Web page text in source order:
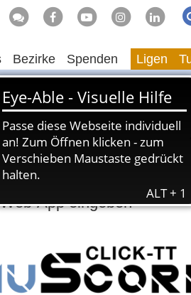
Bezirke Spenden Ligen
Spielblock
App eingeben